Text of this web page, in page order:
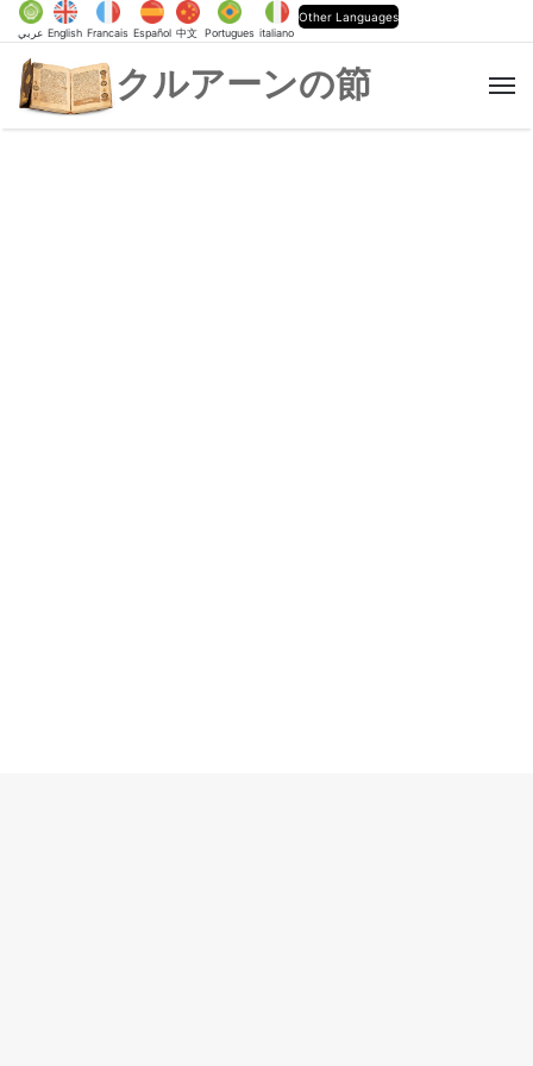
عربي English Francais Español 中文 Portugues italiano
Other Languages
クルアーンの節